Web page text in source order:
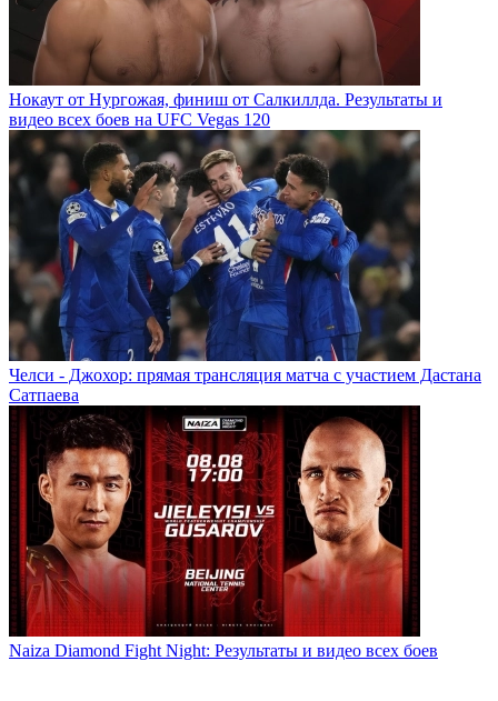
Нокаут от Нургожая, финиш от Салкиллда. Результаты и
видео всех боев на UFC Vegas 120
Челси - Джохор: прямая трансляция матча с участием Дастана
Сатпаева
Naiza Diamond Fight Night: Результаты и видео всех боев